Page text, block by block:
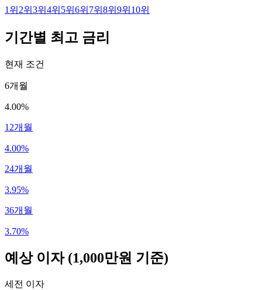
1 위 2위 3위 4위 5위 6위 7위 8위 9위 10위
기간별 최고 금리
현재 조건
6개월
4.00%
12개월
4.00%
24개월
3.95%
36개월
3.70%
예상 이자 (1,000만원 기준)
세전 이자